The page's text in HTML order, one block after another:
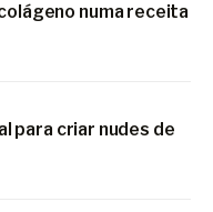
numa receita
para criar nudes de